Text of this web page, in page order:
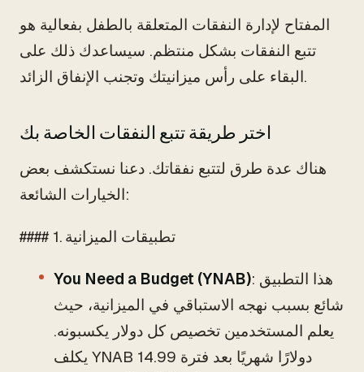
المفتاح لإدارة النفقات المتعلقة بالطفل بفعالية هو
تتبع النفقات بشكل منتظم. سيساعدك ذلك على
البقاء على رأس ميزانيتك وتجنب الإنفاق الزائد.
اختر طريقة تتبع النفقات الخاصة بك
هناك عدة طرق لتتبع نفقاتك. دعنا نستكشف بعض
الخيارات الشائعة:
#### 1. تطبيقات الميزانية
You Need a Budget (YNAB): هذا التطبيق
شائع بسبب نهجه الاستباقي في الميزانية، حيث
يعلم المستخدمين تخصيص كل دولار يكسبونه.
يكلف YNAB 14.99 دولارًا شهريًا بعد فترة